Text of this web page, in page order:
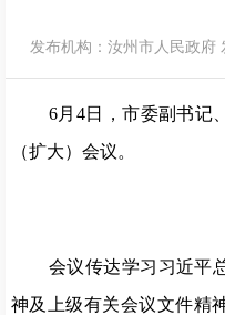
发布机构：汝州市人民政府
6月4日，市委副书记
（扩大）会议。
会议传达学习习近平
神及上级有关会议文件精